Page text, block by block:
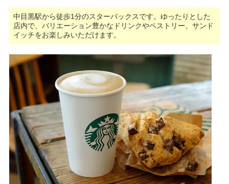
中目黒駅から徒歩1分のスターバックスです。ゆったりとした
店内で、バリエーション豊かなドリンクやペストリー、サンド
イッチをお楽しみいただけます。